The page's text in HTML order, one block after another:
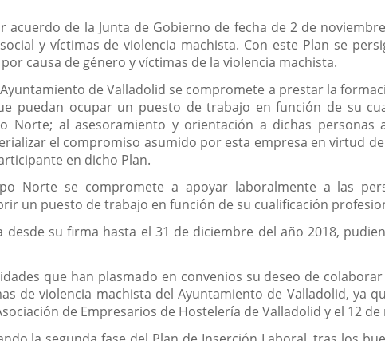
acuerdo de la Junta de Gobierno de fecha de 2 de
y víctimas de violencia machista. Con este Plan se
causa de género y víctimas de la violencia machista.
de Valladolid se compromete a prestar la
puedan ocupar un puesto de trabajo en función de su
Norte; al asesoramiento y orientación a dichas
el compromiso asumido por esta empresa en virtud
en dicho Plan.
Norte se compromete a apoyar laboralmente a las
un puesto de trabajo en función de su cualificación
desde su firma hasta el 31 de diciembre del año 2018,
que han plasmado en convenios su deseo de
de violencia machista del Ayuntamiento de Valladolid, ya
de Empresarios de Hostelería de Valladolid y el 12 de